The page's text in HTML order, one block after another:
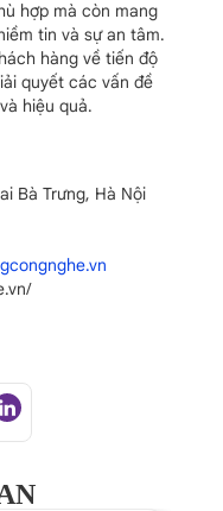
hợp mà còn mang
tin và sự an tâm.
hàng về tiến độ
quyết các vấn đề
hiệu quả.
Bà Trưng, Hà Nội